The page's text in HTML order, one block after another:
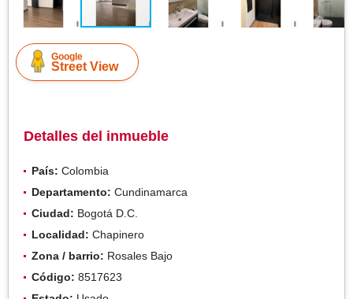
Google
Street View
Detalles del inmueble
País: Colombia
Departamento: Cundinamarca
Ciudad: Bogotá D.C.
Localidad: Chapinero
Zona / barrio: Rosales Bajo
Código: 8517623